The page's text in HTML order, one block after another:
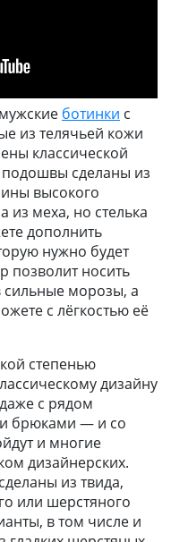
ботинки с
из телячьей кожи
классической
сделаны из
высокого
из меха, но стелька
дополнить
нужно будет
позволит носить
сильные морозы, а
с лёгкостью её
степенью
дизайну
с рядом
брюками — и со
и многие
дизайнерских.
из твида,
или шерстяного
в том числе и